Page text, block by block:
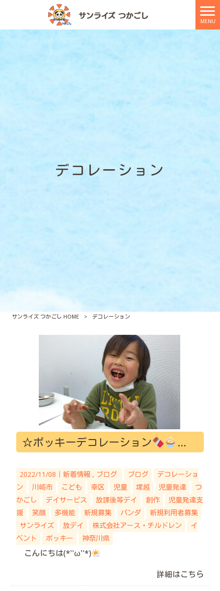
MENU
デコレーション
サンライズ つかごし HOME > デコレーション
☆ポッキーデコレーション
2022/11/08｜ 新着情報 ブログ ブログ
デコレーショ
ン
川崎市 こども 幸区 児童 塚越 児童発達
つ
かごし
デイサービス 放課後等デイ 創作
児童発達支
援
笑顔 多機能 新規募集 パンダ
新規利用者募集
サンライズ
放デイ 株式会社アース・チルドレン
イ
ベント
ポッキー 神奈川県
こんにちは(*''ω''*)
詳細はこちら